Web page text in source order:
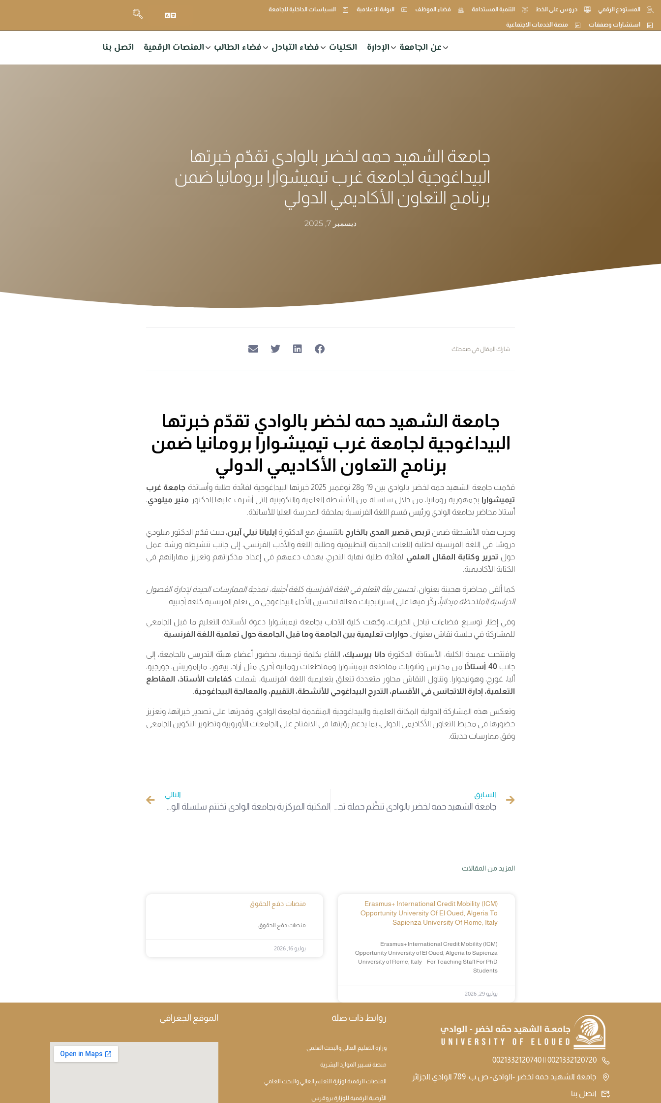
المستودع الرقمي دروس على الخط التنمية المستدامة فضاء الموظف البوابة الاعلامية السياسات الداخلية للجامعة
استشارات وصفقات منصة الخدمات الاجتماعية
عن الجامعة الإدارة الكليات فضاء التبادل فضاء الطالب المنصات الرقمية اتصل بنا
جامعة الشهيد حمه لخضر بالوادي تقدّم خبرتها
البيداغوجية لجامعة غرب تيميشوارا برومانيا ضمن
برنامج التعاون الأكاديمي الدولي
ديسمبر 7, 2025
شارك المقال في صفحتك
جامعة الشهيد حمه لخضر بالوادي تقدّم خبرتها
البيداغوجية لجامعة غرب تيميشوارا برومانيا ضمن
برنامج التعاون الأكاديمي الدولي
قدّمت جامعة الشهيد حمه لخضر بالوادي بين 19 و28 نوفمبر 2025 خبرتها البيداغوجية لفائدة طلبة وأساتذة
جامعة غرب
تيميشوارا بجمهورية رومانيا، من خلال سلسلة من الأنشطة العلمية والتكوينية التي أشرف عليها الدكتور منير ميلودي،
أستاذ محاضر بجامعة الوادي ورئيس قسم اللغة الفرنسية بملحقة المدرسة العليا للأساتذة.
وجرت هذه الأنشطة ضمن تربص قصير المدى بالخارج بالتنسيق مع الدكتورة إيليانا نيلي آيبن، حيث قدّم الدكتور ميلودي
دروسًا في اللغة الفرنسية لطلبة اللغات الحديثة التطبيقية وطلبة اللغة والأدب الفرنسي، إلى جانب تنشيطه ورشة عمل
حول تحرير وكتابة المقال العلمي لفائدة طلبة نهاية التدرج، بهدف دعمهم في إعداد مذكراتهم وتعزيز مهاراتهم في
الكتابة الأكاديمية.
كما ألقى محاضرة هجينة بعنوان:تحسين بيئة التعلم في اللغة الفرنسية كلغة أجنبية: نمذجة الممارسات الجيدة لإدارة الفصول
الدراسية الملاحظة ميدانياً، ركّز فيها على استراتيجيات فعالة لتحسين الأداء البيداغوجي في تعلم الفرنسية كلغة أجنبية.
وفي إطار توسيع فضاءات تبادل الخبرات، وجّهت كلية الآداب بجامعة تيميشوارا دعوة لأساتذة التعليم ما قبل الجامعي
للمشاركة في جلسة نقاش بعنوان: حوارات تعليمية بين الجامعة وما قبل الجامعة حول تعلمية اللغة الفرنسية
وافتتحت عميدة الكلية، الأستاذة الدكتورة دانا بيرسيك، اللقاء بكلمة ترحيبية، بحضور أعضاء هيئة التدريس بالجامعة، إلى
جانب40 أستاذًا
من مدارس وثانويات مقاطعة تيميشوارا ومقاطعات رومانية أخرى مثل أراد، بيهور، ماراموريش، جورجيو،
ألبا، غورج، وهونيدوارا. وتناول النقاش محاور متعددة تتعلق بتعليمية اللغة الفرنسية، شملت كفاءات الأستاذ، المقاطع
التعلمية، إدارة اللاتجانس في الأقسام، التدرج البيداغوجي للأنشطة، التقييم، والمعالجة البيداغوجية
وتعكس هذه المشاركة الدولية المكانة العلمية والبيداغوجية المتقدمة لجامعة الوادي، وقدرتها على تصدير خبراتها، وتعزيز
حضورها في محيط التعاون الأكاديمي الدولي، بما يدعم رؤيتها في الانفتاح على الجامعات الأوروبية وتطوير التكوين الجامعي
وفق ممارسات حديثة.
السابق
ٍجامعة الشهيد حمه لخضر بالوادي تنظّم حملة تحسيسية حول مخاطر المخدرات والمؤثرات العقلية لحماية الوسط الجامعي
التالي
المكتبة المركزية بجامعة الوادي تختتم سلسلة الورشات التدريبية حول الولوج إلى قواعد البيانات الرقمية
المزيد من المقالات
Erasmus+ International Credit Mobility (ICM)
Opportunity University Of El Oued, Algeria To
Sapienza University Of Rome, Italy
Erasmus+ International Credit Mobility (ICM)
Opportunity University of El Oued, Algeria to Sapienza
University of Rome, Italy For Teaching Staff For PhD
Students
يوليو 29, 2026
منصات دفع الحقوق
منصات دفع الحقوق
يوليو 16, 2026
0021332120720 || 0021332120740
جامعة الشهيد حمه لخضر -الوادي- ص.ب: 789 الوادي الجزائر
اتصل بنا
روابط ذات صلة
وزارة التعليم العالي والبحث العلمي
منصة تسيير الموارد اليشرية
المنصات الرقمية لوزارة التعليم العالي والبحث العلمي
الأرضية الرقمية للوزارة بروقرس
الموقع الجغرافي